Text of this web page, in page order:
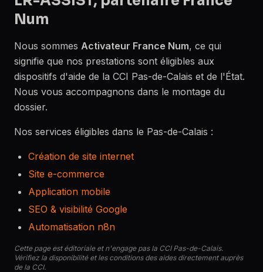
Num
Nous sommes Activateur France Num, ce qui
signifie que nos prestations sont éligibles aux
dispositifs d'aide de la CCI Pas-de-Calais et de l'État.
Nous vous accompagnons dans le montage du
dossier.
Nos services éligibles dans le Pas-de-Calais :
Création de site internet
Site e-commerce
Application mobile
SEO & visibilité Google
Automatisation n8n
Cette page est éditoriale et n'engage pas la CCI Pas-de-Calais.
Vérifiez la disponibilité et les conditions des aides directement auprès
de la CCI.